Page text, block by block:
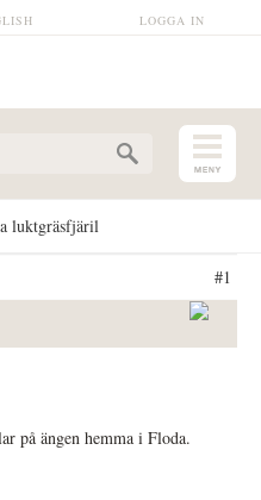
LOGGA IN
luktgräsfjäril
#1
på ängen hemma i Floda.